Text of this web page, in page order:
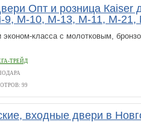
Опт и розница Каiser
9, М-10, М-13, М-11, М-21,
эконом-класса с молотковым,
ТРЕЙД
99
входные двери в